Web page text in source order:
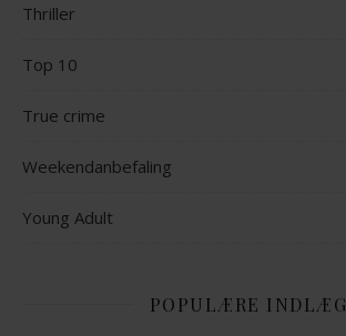
Thriller
Top 10
True crime
Weekendanbefaling
Young Adult
POPULÆRE INDLÆG